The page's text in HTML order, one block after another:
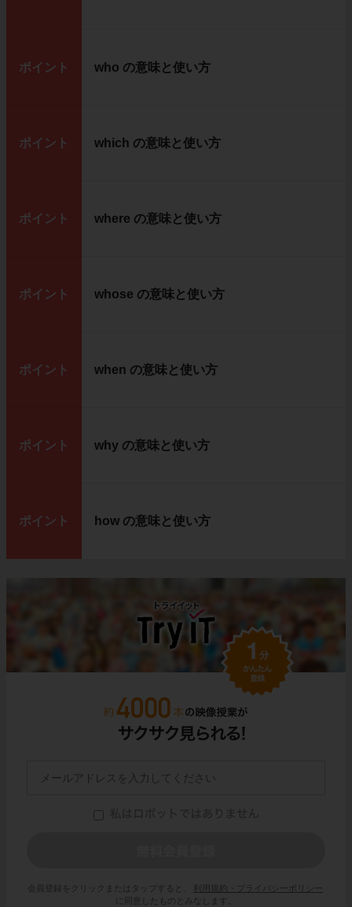
ポイント who の意味と使い方
ポイント which の意味と使い方
ポイント where の意味と使い方
ポイント whose の意味と使い方
ポイント when の意味と使い方
ポイント why の意味と使い方
ポイント how の意味と使い方
会員登録をクリックまたはタップすると、
利用規約・プライバシーポリシー
に同意したものとみなします。